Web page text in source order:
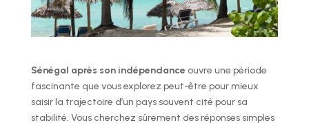
Sénégal après son indépendance ouvre une période
fascinante que vous explorez peut-être pour mieux
saisir la trajectoire d’un pays souvent cité pour sa
stabilité. Vous cherchez sûrement des réponses simples